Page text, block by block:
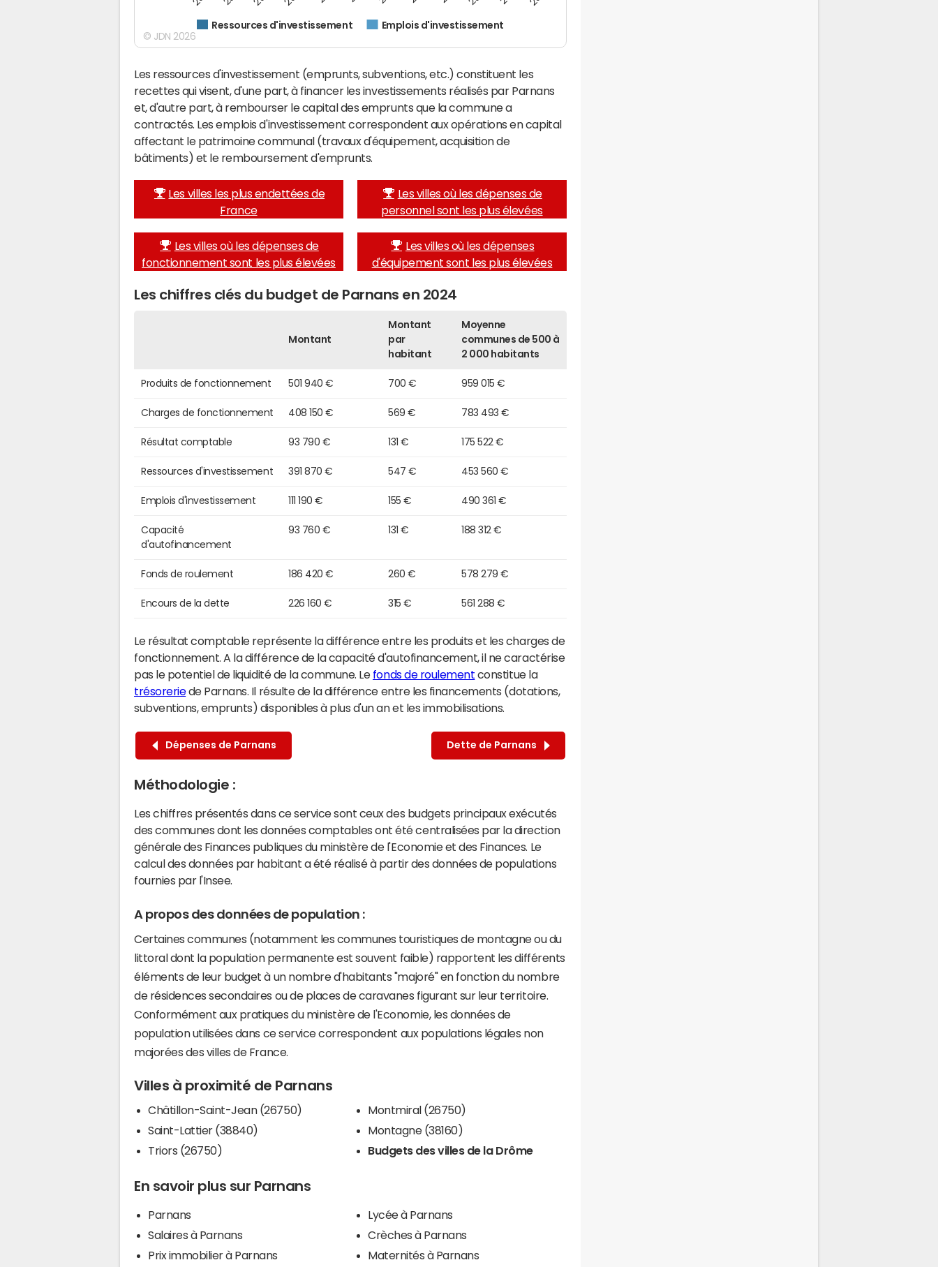
Ressources d'investissement Emplois d'investissement
© JDN 2026
Les ressources d'investissement (emprunts, subventions, etc.) constituent les
recettes qui visent, d'une part, à financer les investissements réalisés par Parnans
et, d'autre part, à rembourser le capital des emprunts que la commune a
contractés. Les emplois d'investissement correspondent aux opérations en capital
affectant le patrimoine communal (travaux d'équipement, acquisition de
bâtiments) et le remboursement d'emprunts.
Les villes les plus endettées de
France
Les villes où les dépenses de
personnel sont les plus élevées
Les villes où les dépenses de
fonctionnement sont les plus élevées
Les villes où les dépenses
d'équipement sont les plus élevées
Les chiffres clés du budget de Parnans en 2024
Montant
Montant
par
habitant
Moyenne
communes de 500 à
2 000 habitants
Produits de fonctionnement 501 940 € 700 € 959 015 €
Charges de fonctionnement 408 150 € 569 € 783 493 €
Résultat comptable 93 790 € 131 € 175 522 €
Ressources d'investissement 391 870 € 547 € 453 560 €
Emplois d'investissement 111 190 € 155 € 490 361 €
Capacité
d'autofinancement
93 760 € 131 € 188 312 €
Fonds de roulement 186 420 € 260 € 578 279 €
Encours de la dette 226 160 € 315 € 561 288 €
Le résultat comptable représente la différence entre les produits et les charges de
fonctionnement. A la différence de la capacité d'autofinancement, il ne caractérise
pas le potentiel de liquidité de la commune. Le fonds de roulement constitue la
trésoreriede Parnans. Il résulte de la différence entre les financements (dotations,
subventions, emprunts) disponibles à plus d'un an et les immobilisations.
Dépenses de Parnans Dette de Parnans
Méthodologie :
Les chiffres présentés dans ce service sont ceux des budgets principaux exécutés
des communes dont les données comptables ont été centralisées par la direction
générale des Finances publiques du ministère de l'Economie et des Finances. Le
calcul des données par habitant a été réalisé à partir des données de populations
fournies par l'Insee.
A propos des données de population :
Certaines communes (notamment les communes touristiques de montagne ou du
littoral dont la population permanente est souvent faible) rapportent les différents
éléments de leur budget à un nombre d'habitants "majoré" en fonction du nombre
de résidences secondaires ou de places de caravanes figurant sur leur territoire.
Conformément aux pratiques du ministère de l'Economie, les données de
population utilisées dans ce service correspondent aux populations légales non
majorées des villes de France.
Villes à proximité de Parnans
Châtillon-Saint-Jean (26750)
Saint-Lattier (38840)
Triors (26750)
Montmiral (26750)
Montagne (38160)
Budgets des villes de la Drôme
En savoir plus sur Parnans
Parnans
Salaires à Parnans
Prix immobilier à Parnans
Lycée à Parnans
Crèches à Parnans
Maternités à Parnans